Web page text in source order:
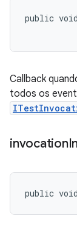
public
Callback
todos os
invocation
public